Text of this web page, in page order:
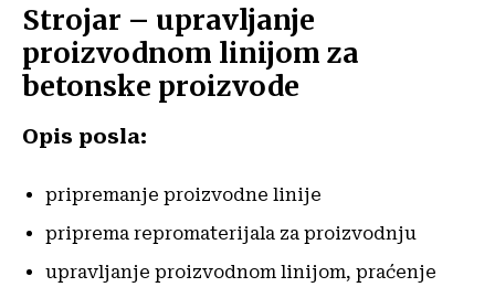
Strojar – upravljanje
proizvodnom linijom za
betonske proizvode
Opis posla:
pripremanje proizvodne linije
priprema repromaterijala za proizvodnju
upravljanje proizvodnom linijom, praćenje